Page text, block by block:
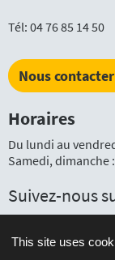
Tél: 04 76 85 14 50
Nous contacter
Horaires
Du lundi au
Samedi, dimanche
Suivez-nous
This site uses